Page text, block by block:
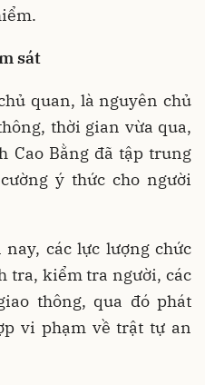
sát
quan, là nguyên chủ
thời gian vừa qua,
Cao Bằng đã tập trung
ý thức cho người
các lực lượng chức
tra, kiểm tra người, các
thông, qua đó phát
vi phạm về trật tự an